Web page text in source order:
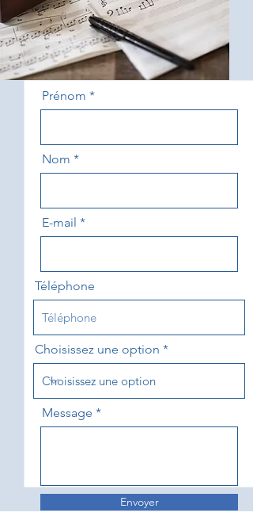
Prénom
Nom
E-mail
Téléphone
Choisissez une option
Message
Envoyer